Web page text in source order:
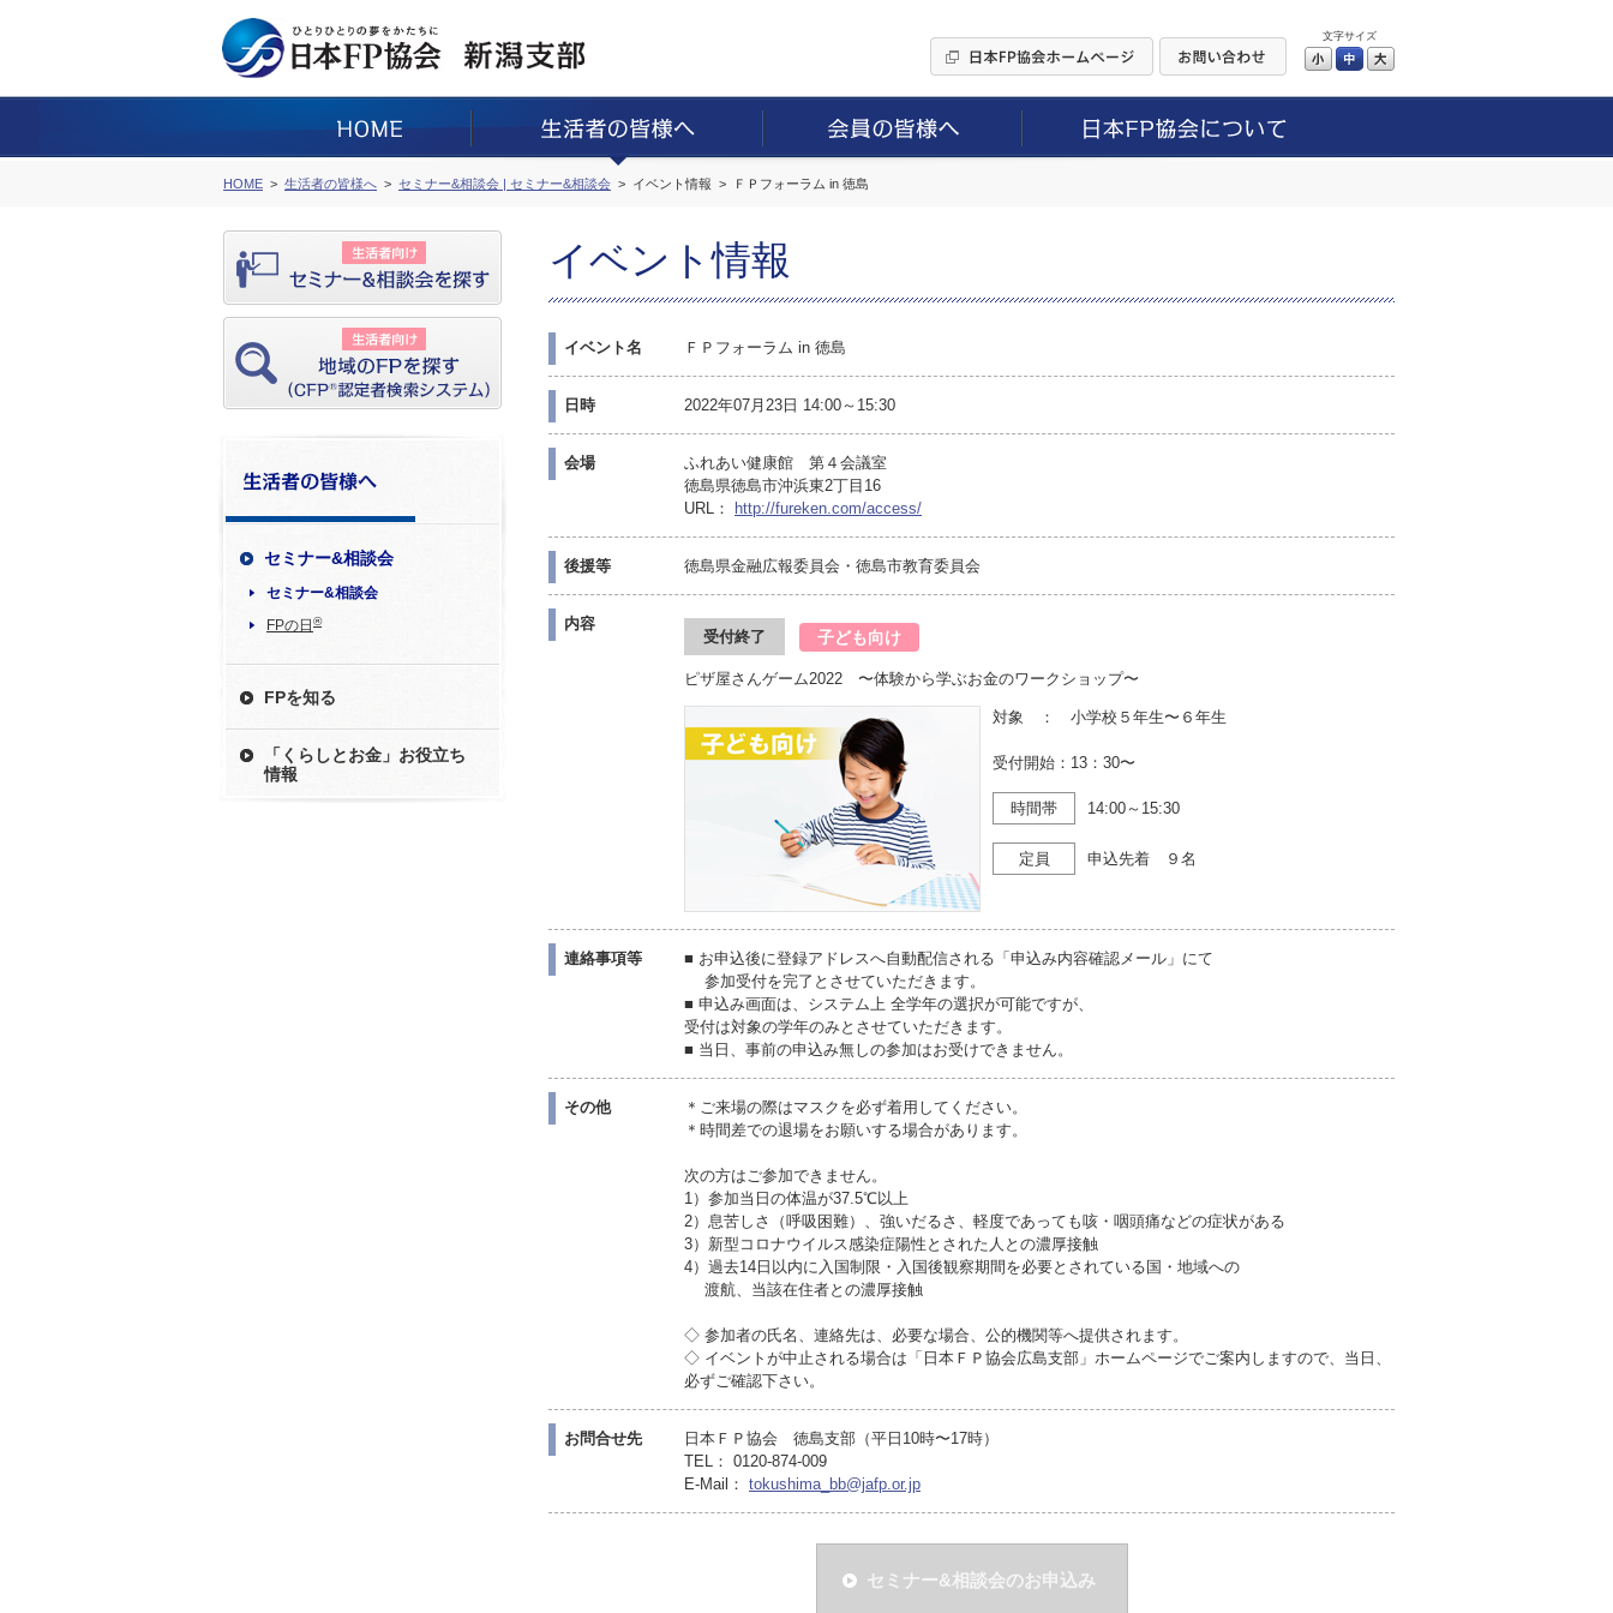
文字サイズ
小 中
HOME 生活者の皆様へ セミナー&相談会 | セミナー&相談会 イベント情報 ＦＰフォーラム in 徳島
セミナー&相談会
セミナー&相談会
FPの日 ®
FPを知る
「くらしとお金」お役立ち
情報
イベント情報
イベント名 ＦＰフォーラム in 徳島
日時 2022年07月23日 14:00～15:30
会場
ふれあい健康館 第４会議室
徳島県徳島市沖浜東2丁目16
URL：
http://fureken.com/access/
後援等 徳島県金融広報委員会・徳島市教育委員会
内容
受付終了 子ども向け
ピザ屋さんゲーム2022 〜体験から学ぶお金のワークショップ〜
対象 ： 小学校５年生〜６年生
受付開始：13：30〜
時間帯 14:00～15:30
定員 申込先着 ９名
連絡事項等
■ お申込後に登録アドレスへ自動配信される「申込み内容確認メール」にて
参加受付を完了とさせていただきます。
■ 申込み画面は、システム上 全学年の選択が可能ですが、
受付は対象の学年のみとさせていただきます。
■ 当日、事前の申込み無しの参加はお受けできません。
その他
＊ご来場の際はマスクを必ず着用してください。
＊時間差での退場をお願いする場合があります。
次の方はご参加できません。
1）参加当日の体温が37.5℃以上
2）息苦しさ（呼吸困難）、強いだるさ、軽度であっても咳・咽頭痛などの症状がある
3）新型コロナウイルス感染症陽性とされた人との濃厚接触
4）過去14日以内に入国制限・入国後観察期間を必要とされている国・地域への
渡航、当該在住者との濃厚接触
◇ 参加者の氏名、連絡先は、必要な場合、公的機関等へ提供されます。
◇ イベントが中止される場合は「日本ＦＰ協会広島支部」ホームページでご案内しますので、当日、
必ずご確認下さい。
お問合せ先
日本ＦＰ協会 徳島支部（平日10時〜17時）
TEL： 0120-874-009
E-Mail： tokushima_bb@jafp.or.jp
セミナー&相談会のお申込み